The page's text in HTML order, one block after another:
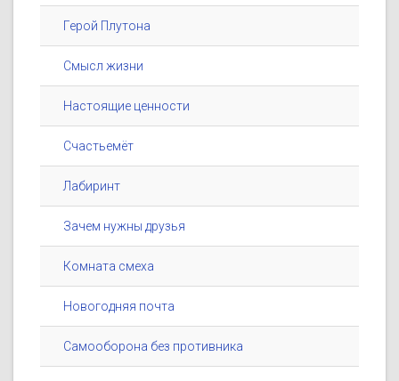
Герой Плутона
Смысл жизни
Настоящие ценности
Счастьемёт
Лабиринт
Зачем нужны друзья
Комната смеха
Новогодняя почта
Самооборона без противника